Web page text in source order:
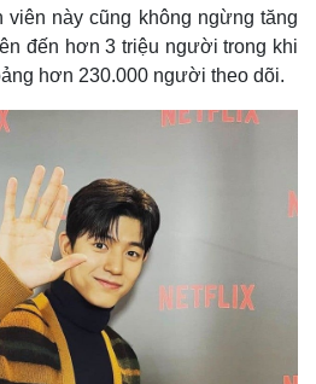
viên này cũng không ngừng tăng
đến hơn 3 triệu người trong khi
hơn 230.000 người theo dõi.